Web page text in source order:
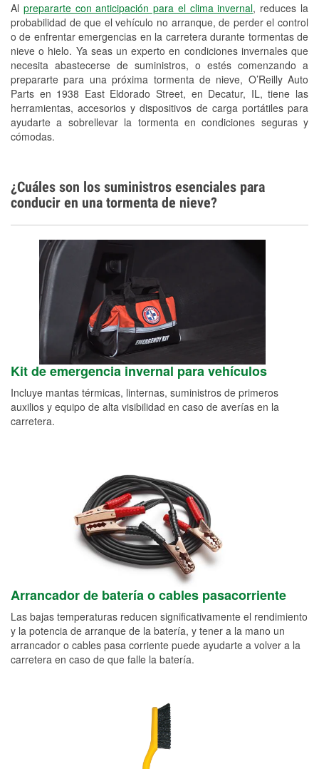
Al prepararte con anticipación para el clima invernal, reduces la
probabilidad de que el vehículo no arranque, de perder el control
o de enfrentar emergencias en la carretera durante tormentas de
nieve o hielo. Ya seas un experto en condiciones invernales que
necesita abastecerse de suministros, o estés comenzando a
prepararte para una próxima tormenta de nieve, O’Reilly Auto
Parts en 1938 East Eldorado Street, en Decatur, IL, tiene las
herramientas, accesorios y dispositivos de carga portátiles para
ayudarte a sobrellevar la tormenta en condiciones seguras y
cómodas.
Snowstorm Supplies
Tornado Supplies
Conoce más
¿Cuáles son los suministros esenciales para
conducir en una tormenta de nieve?
Kit de emergencia invernal para vehículos
Incluye mantas térmicas, linternas, suministros de primeros
auxilios y equipo de alta visibilidad en caso de averías en la
carretera.
Arrancador de batería o cables pasacorriente
Las bajas temperaturas reducen significativamente el rendimiento
y la potencia de arranque de la batería, y tener a la mano un
arrancador o cables pasa corriente puede ayudarte a volver a la
carretera en caso de que falle la batería.